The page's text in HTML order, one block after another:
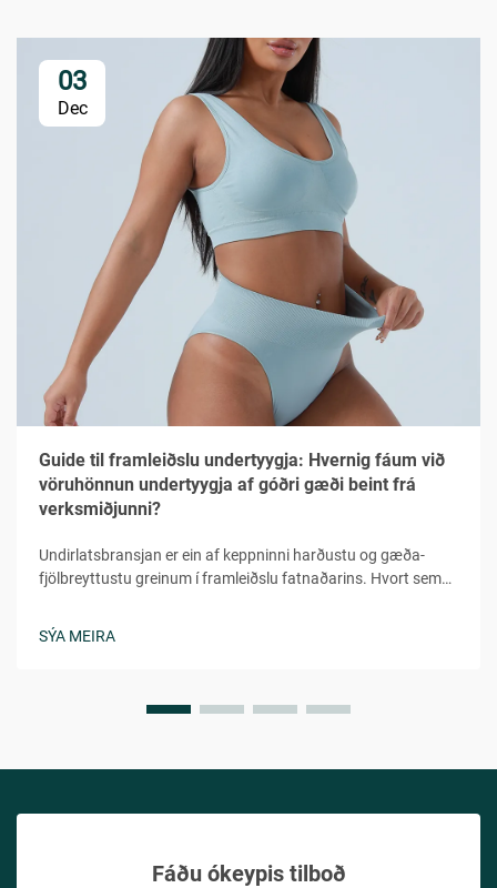
03
Dec
Guide til framleiðslu undertyygja: Hvernig fáum við
vöruhönnun undertyygja af góðri gæði beint frá
verksmiðjunni?
Undirlatsbransjan er ein af keppninni harðustu og gæða-
fjölbreyttustu greinum í framleiðslu fatnaðarins. Hvort sem
mikilvægt að skilja flóra verkfræði undirlatsframleiðslu...
SÝA MEIRA
Fáðu ókeypis tilboð